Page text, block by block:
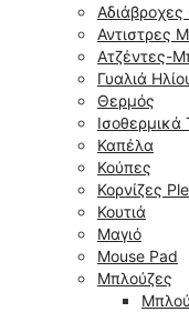
Αντιστρες
Ατζέντες-
Γυαλιά
Θερμός
Ισοθερμικά
Καπέλα
Κούπες
Κορνίζες
Κουτιά
Μαγιό
Mouse Pad
Μπλούζες